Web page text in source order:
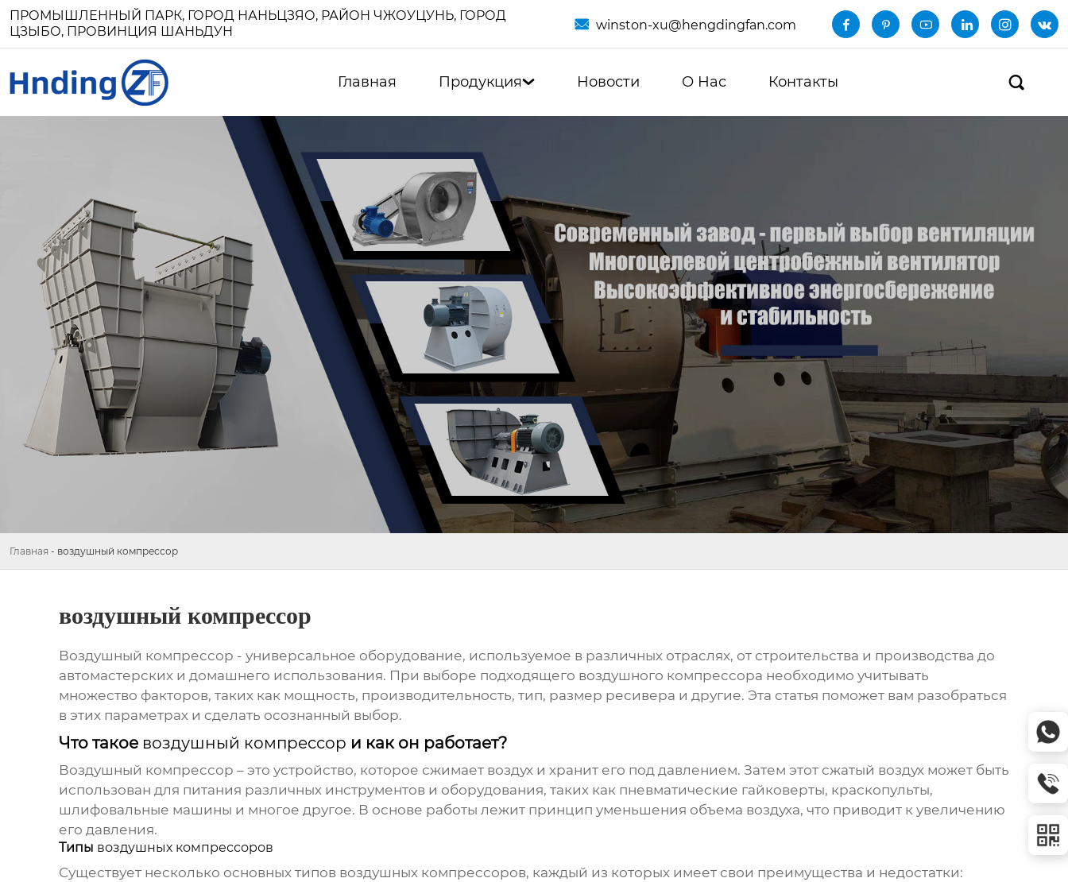
ПРОМЫШЛЕННЫЙ ПАРК, ГОРОД НАНЬЦЗЯО, РАЙОН ЧЖОУЦУНЬ, ГОРОД
ЦЗЫБО, ПРОВИНЦИЯ ШАНЬДУН
 winston-xu@hengdingfan.com      
Главная Продукция Новости О Нас Контакты 
Главная - воздушный компрессор
воздушный компрессор
Воздушный компрессор - универсальное оборудование, используемое в различных отраслях, от строительства и производства до
автомастерских и домашнего использования. При выборе подходящего воздушного компрессора необходимо учитывать
множество факторов, таких как мощность, производительность, тип, размер ресивера и другие. Эта статья поможет вам разобраться
в этих параметрах и сделать осознанный выбор.
Что такое воздушный компрессор и как он работает?
Воздушный компрессор – это устройство, которое сжимает воздух и хранит его под давлением. Затем этот сжатый воздух может быть
использован для питания различных инструментов и оборудования, таких как пневматические гайковерты, краскопульты,
шлифовальные машины и многое другое. В основе работы лежит принцип уменьшения объема воздуха, что приводит к увеличению
его давления.
Типы воздушных компрессоров
Существует несколько основных типов воздушных компрессоров, каждый из которых имеет свои преимущества и недостатки: